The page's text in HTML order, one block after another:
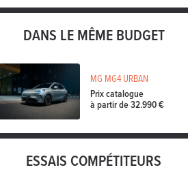
DANS LE MÊME BUDGET
MG MG4 URBAN
Prix catalogue
à partir de 32.990 €
ESSAIS COMPÉTITEURS